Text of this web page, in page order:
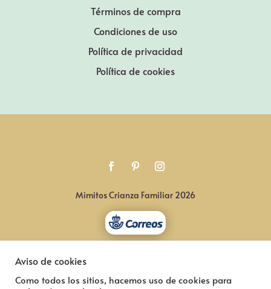
Términos de compra
Condiciones de uso
Política de privacidad
Política de cookies
Mimitos Crianza Familiar 2026
Aviso de cookies
Como todos los sitios, hacemos uso de cookies para